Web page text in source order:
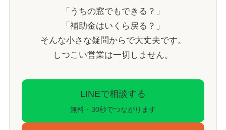
「うちの窓でもできる？」
「補助金はいくら戻る？」
そんな小さな疑問からで大丈夫です。
しつこい営業は一切しません。
LINEで相談する
無料・30秒でつながります